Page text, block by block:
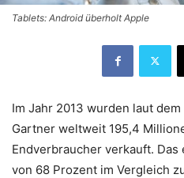
Tablets: Android überholt Apple
Im Jahr 2013 wurden laut
Gartner weltweit 195,4
Endverbraucher verkauft.
von 68 Prozent im Vergleich